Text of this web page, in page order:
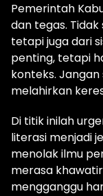
Pemerintah
dan tegas.
tetapi juga dari
penting, tetapi
konteks.
melahirkan
Di titik inilah
literasi menjadi
menolak ilmu
merasa
mengganggu